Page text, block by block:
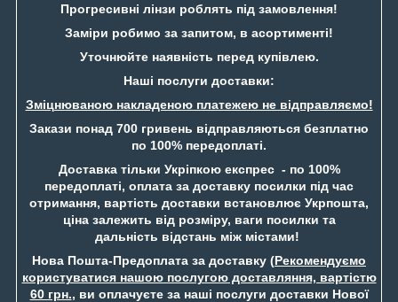
Прогресивні лінзи роблять під замовлення!
Заміри робимо за запитом, в асортименті!
Уточнюйте наявність перед купівлею.
Наші послуги доставки:
Зміцнюваною накладеною платежею не відправляємо!
Закази понад 700 гривень відправляються безплатно
по 100% передоплаті.
Доставка тільки Укріпкою експрес - по 100%
передоплаті, оплата за доставку посилки під час
отримання, вартість доставки встановлює Укрпошта,
ціна залежить від розміру, ваги посилки та
дальність відстань між містами!
Нова Пошта-Предоплата за доставку (Рекомендуємо
користуватися нашою послугою доставляння, вартістю
60 грн., ви оплачуєте за наші послуги доставки Нової